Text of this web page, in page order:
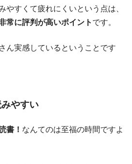
やすくて疲れにくいという点は、
常に評判が高いポイント です。
ん実感しているということです
やすい
書！ なんてのは至福の時間ですよ